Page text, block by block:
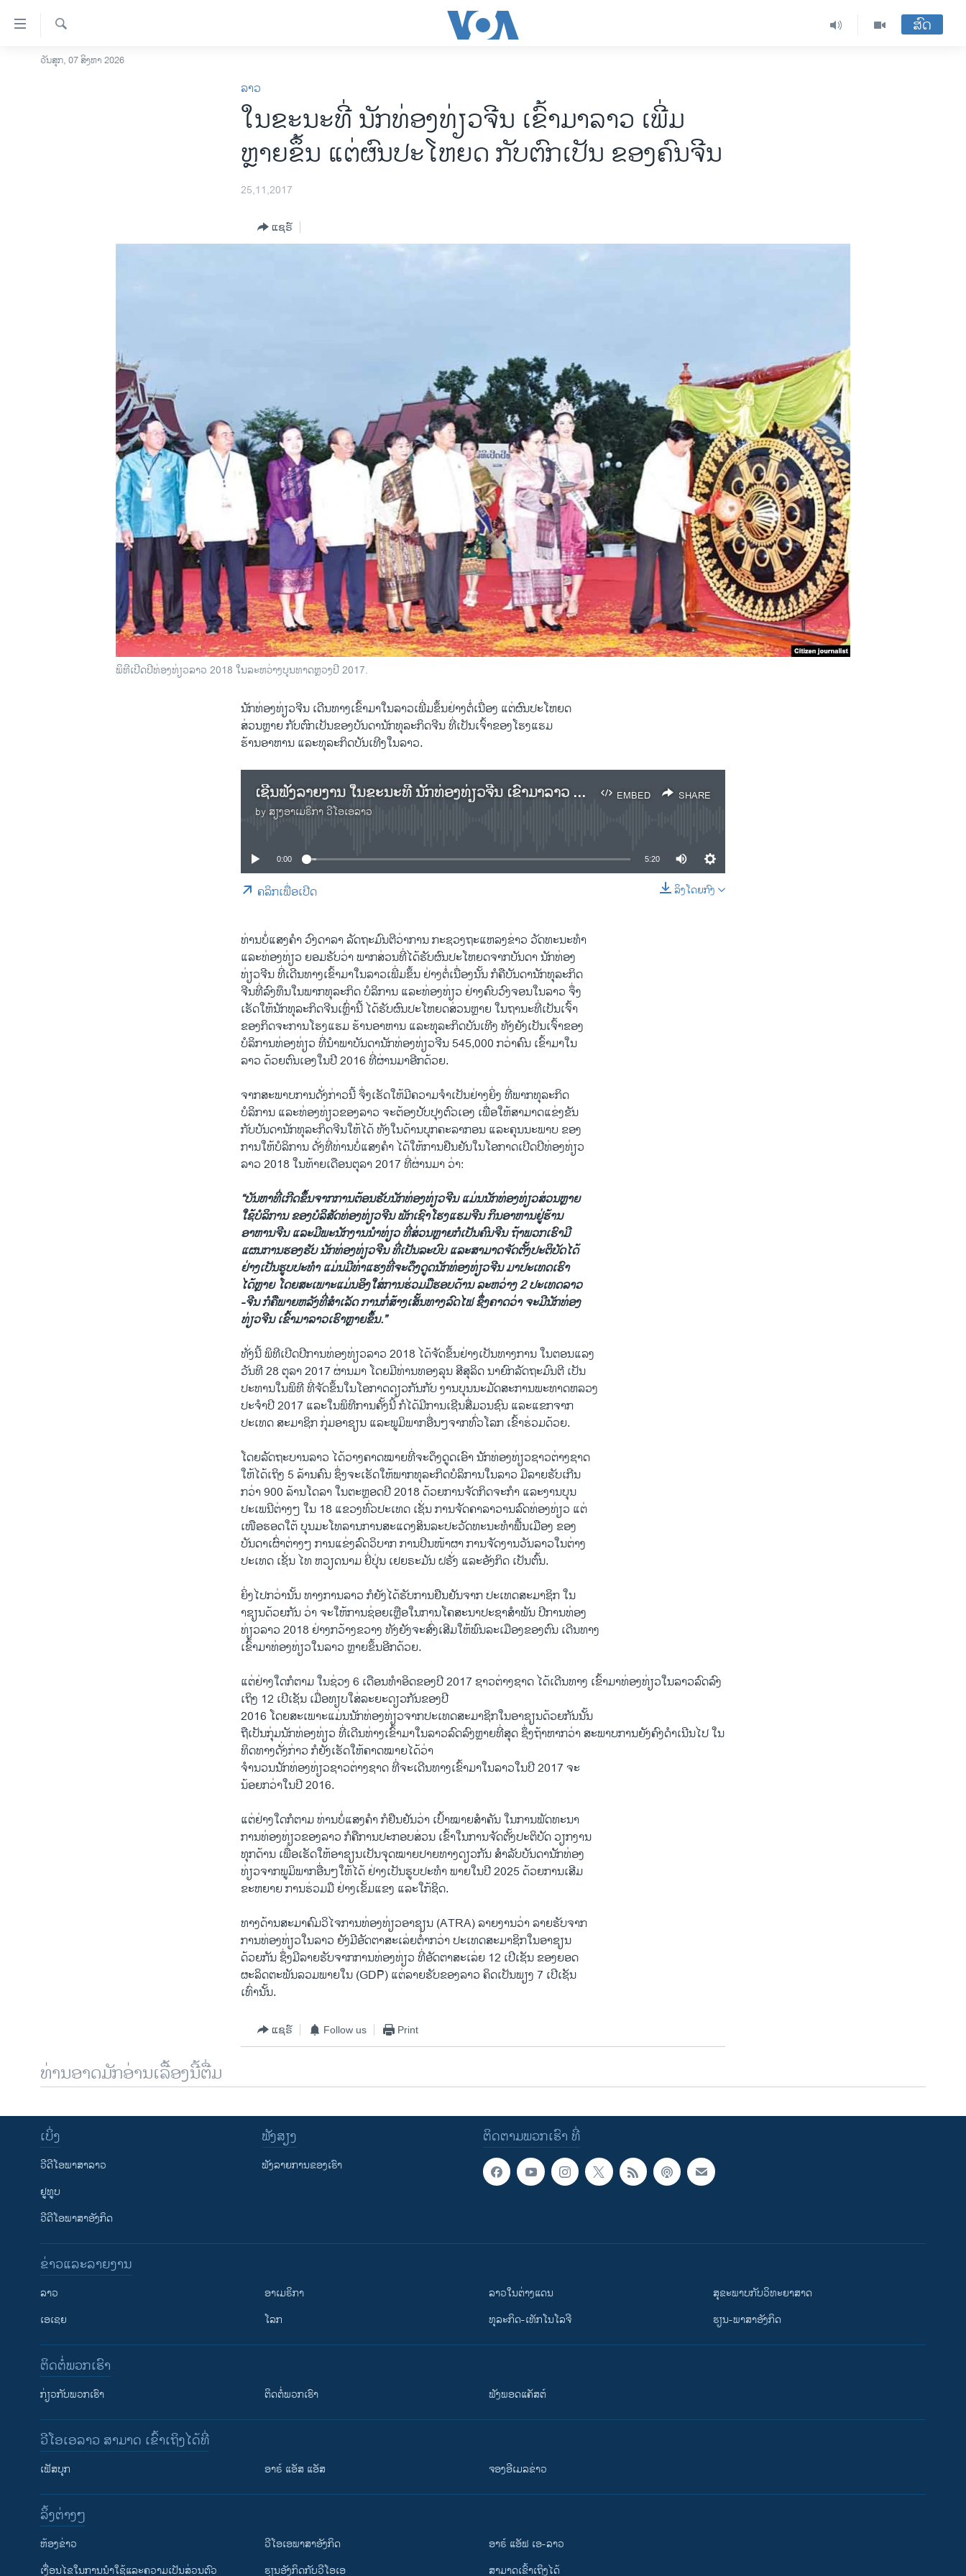
ລິ້ງ
ສຳຫລັບ
ໂຮມເພຈ
ຕິດຕາມພວກເຮົາ ທີ່
ຄົ້ນຫາ
ສົດ
ວັນສຸກ, 07 ສິງຫາ 2026
ລາວ
ໃນຂະນະທີ່ ນັກທ່ອງທ່ຽວຈີນ ເຂົ້າມາລາວ ເພີ່ມ
ຫຼາຍຂຶ້ນ ແຕ່ຜົນປະໂຫຍດ ກັບຕົກເປັນ ຂອງຄົນຈີນ
25,11,2017
ແຊຣ໌
ພິທີເປີດປີທ່ອງທ່ຽວລາວ 2018 ໃນລະຫວ່າງບຸນທາດຫຼວງປີ 2017.
ນັກທ່ອງທ່ຽວຈີນ ເດີນທາງເຂົ້າມາໃນລາວເພີ່ມຂຶ້ນຢ່າງຕໍ່ເນື່ອງ ແຕ່ຜົນປະໂຫຍດ
ສ່ວນຫຼາຍ ກັບຕົກເປັນຂອງບັນດານັກທຸລະກິດຈີນ ທີ່ເປັນເຈົ້າຂອງໂຮງແຮມ
ຮ້ານອາຫານ ແລະທຸລະກິດບັນເທີງໃນລາວ.
EMBED SHARE
ເຊີນຟັງລາຍງານ ໃນຂະນະທີ່ ນັກທ່ອງທ່ຽວຈີນ ເຂົ້າມາລາວ ເພີ່ມຫຼາຍຂຶ້ນ ແຕ່ຜົນປະໂຫຍດ ກັບຕົກເປັນ ຂອງຄົນຈີນ
by ສຽງອາເມຣິກາ ວີໂອເອລາວ
SHARE
0:00 5:20
ລິງໂດຍກົງ
ຄລິກເພື່ອເປີດ
ທ່ານບໍ່ແສງຄຳ ວົງດາລາ ລັດຖະມົນຕີວ່າການ ກະຊວງຖະແຫລງຂ່າວ ວັດທະນະທຳ
ແລະທ່ອງທ່ຽວ ຍອມຮັບວ່າ ພາກສ່ວນທີ່ໄດ້ຮັບຜົນປະໂຫຍດຈາກບັນດາ ນັກທ່ອງ
ທ່ຽວຈີນ ທີ່ເດີນທາງເຂົ້າມາໃນລາວເພີ່ມຂຶ້ນ ຢ່າງຕໍ່ເນື່ອງນັ້ນ ກໍຄືບັນດານັກທຸລະກິດ
ຈີນທີ່ລົງທຶນໃນພາກທຸລະກິດ ບໍລິການ ແລະທ່ອງທ່ຽວ ຢ່າງຄົບວົງຈອນໃນລາວ ຈຶ່ງ
ເຮັດໃຫ້ນັກທຸລະກິດຈີນເຫຼົ່ານີ້ ໄດ້ຮັບຜົນປະໂຫຍດສ່ວນຫຼາຍ ໃນຖານະທີ່ເປັນເຈົ້າ
ຂອງກິດຈະການໂຮງແຮມ ຮ້ານອາຫານ ແລະທຸລະກິດບັນເທີງ ທັງຍັງເປັນເຈົ້າຂອງ
ບໍລິການທ່ອງທ່ຽວ ທີ່ນຳພາບັນດານັກທ່ອງທ່ຽວຈີນ 545,000 ກວ່າຄົນ ເຂົ້າມາໃນ
ລາວ ດ້ວຍຕົນເອງໃນປີ 2016 ທີ່ຜ່ານມາອີກດ້ວຍ.
ຈາກສະພາບການດັ່ງກ່າວນີ້ ຈຶ່ງເຮັດໃຫ້ມີຄວາມຈຳເປັນຢ່າງຍິ່ງ ທີ່ພາກທຸລະກິດ
ບໍລິການ ແລະທ່ອງທ່ຽວຂອງລາວ ຈະຕ້ອງປັບປຸງຕົວເອງ ເພື່ອໃຫ້ສາມາດແຂ່ງຂັນ
ກັບບັນດານັກທຸລະກິດຈີນໃຫ້ໄດ້ ທັງໃນດ້ານບຸກຄະລາກອນ ແລະຄຸນນະພາບ ຂອງ
ການໃຫ້ບໍລິການ ດັ່ງທີ່ທ່ານບໍ່ແສງຄຳ ໄດ້ໃຫ້ການຢືນຢັນໃນໂອກາດເປີດປີທ່ອງທ່ຽວ
ລາວ 2018 ໃນທ້າຍເດືອນຕຸລາ 2017 ທີ່ຜ່ານມາ ວ່າ:
“ບັນຫາທີ່ເກີດຂຶ້ນຈາກການຕ້ອນຮັບນັກທ່ອງທ່ຽວຈີນ ແມ່ນນັກທ່ອງທ່ຽວສ່ວນຫຼາຍ
ໃຊ້ບໍລິການ ຂອງບໍລິສັດທ່ອງທ່ຽວຈີນ ພັກເຊົາໂຮງແຮມຈີນ ກິນອາຫານຢູ່ຮ້ານ
ອາຫານຈີນ ແລະມີພະນັກງານນຳທ່ຽວ ທີ່ສ່ວນຫຼາຍກໍເປັນຄົນຈີນ ຖ້າພວກເຮົາມີ
ແຜນການຮອງຮັບ ນັກທ່ອງທ່ຽວຈີນ ທີ່ເປັນລະບົບ ແລະສາມາດຈັດຕັ້ງປະຕິບັດໄດ້
ຢ່າງເປັນຮູບປະທຳ ແມ່ນມີທ່າແຮງທີ່ຈະດຶງດູດນັກທ່ອງທ່ຽວຈີນ ມາປະເທດເຮົາ
ໄດ້ຫຼາຍ ໂດຍສະເພາະແມ່ນອິງໃສ່ການຮ່ວມມືຮອບດ້ານ ລະຫວ່າງ 2 ປະເທດລາວ
-ຈີນ ກໍຄືພາຍຫລັງທີ່ສຳເລັດ ການກໍ່ສ້າງເສັ້ນທາງລົດໄຟ ຊຶ່ງຄາດວ່າ ຈະມີນັກທ່ອງ
ທ່ຽວຈີນ ເຂົ້າມາລາວເຮົາຫຼາຍຂຶ້ນ.”
ທັ່ງນີ້ ພິທີເປີດປີການທ່ອງທ່ຽວລາວ 2018 ໄດ້ຈັດຂຶ້ນຢ່າງເປັນທາງການ ໃນຕອນແລງ
ວັນທີ 28 ຕຸລາ 2017 ຜ່ານມາ ໂດຍມີທ່ານທອງລຸນ ສີສຸລິດ ນາຍົກລັດຖະມົນຕີ ເປັນ
ປະທານໃນພິທີ ທີ່ຈັດຂຶ້ນໃນໂອກາດດຽວກັນກັບ ງານບຸນນະມັດສະການພະທາດຫລວງ
ປະຈຳປີ 2017 ແລະໃນພິທີການຄັ້ງນີ້ ກໍໄດ້ມີການເຊີນສື່ມວນຊົນ ແລະແຂກຈາກ
ປະເທດ ສະມາຊິກ ກຸ່ມອາຊຽນ ແລະພູມິພາກອື່ນໆຈາກທົ່ວໂລກ ເຂົ້າຮ່ວມດ້ວຍ.
ໂດຍລັດຖະບານລາວ ໄດ້ວາງຄາດໝາຍທີ່ຈະດຶງດູດເອົາ ນັກທ່ອງທ່ຽວຊາວຕ່າງຊາດ
ໃຫ້ໄດ້ເຖິງ 5 ລ້ານຄົນ ຊຶ່ງຈະເຮັດໃຫ້ພາກທຸລະກິດບໍລິການໃນລາວ ມີລາຍຮັບເກີນ
ກວ່າ 900 ລ້ານໂດລາ ໃນຕະຫຼອດປີ 2018 ດ້ວຍການຈັດກິດຈະກຳ ແລະງານບຸນ
ປະເພນີຕ່າງໆ ໃນ 18 ແຂວງທົ່ວປະເທດ ເຊັ່ນ ການຈັດຄາລາວານລົດທ່ອງທ່ຽວ ແຕ່
ເໜືອຮອດໃຕ້ ບຸນມະໂທລານການສະແດງສິນລະປະວັດທະນະທຳພື້ນເມືອງ ຂອງ
ບັນດາເຜົ່າຕ່າງໆ ການແຂ່ງລົດວິບາກ ການປີນໜ້າຜາ ການຈັດງານວັນລາວໃນຕ່າງ
ປະເທດ ເຊັ່ນ ໄທ ຫວຽດນາມ ຍີ່ປຸ່ນ ເຢຍຣະມັນ ຝຣັ່ງ ແລະອັງກິດ ເປັນຕົ້ນ.
ຍິ່ງໄປກວ່ານັ້ນ ທາງການລາວ ກໍຍັງໄດ້ຮັບການຢືນຢັນຈາກ ປະເທດສະມາຊິກ ໃນ
າຊຽນດ້ວຍກັນ ວ່າ ຈະໃຫ້ການຊ່ອຍເຫຼືອໃນການໂຄສະນາປະຊາສຳພັນ ປີການທ່ອງ
ທ່ຽວລາວ 2018 ຢ່າງກວ້າງຂວາງ ທັງຍັງຈະສົ່ງເສີມໃຫ້ພົນລະເມືອງຂອງຕົນ ເດີນທາງ
ເຂົ້າມາທ່ອງທ່ຽວໃນລາວ ຫຼາຍຂຶ້ນອີກດ້ວຍ.
ແຕ່ຢ່າງໃດກໍຕາມ ໃນຊ່ວງ 6 ເດືອນທຳອິດຂອງປີ 2017 ຊາວຕ່າງຊາດ ໄດ້ເດີນທາງ ເຂົ້າມາທ່ອງທ່ຽວໃນລາວລົດລົງ
ເຖິງ 12 ເປີເຊັນ ເມື່ອທຽບໃສ່ລະຍະດຽວກັນຂອງປີ
2016 ໂດຍສະເພາະແມ່ນນັກທ່ອງທ່ຽວຈາກປະເທດສະມາຊິກໃນອາຊຽນດ້ວຍກັນນັ້ນ
ຖືເປັນກຸ່ມນັກທ່ອງທ່ຽວ ທີ່ເດີນທ່າງເຂົ້າມາໃນລາວລົດລົງຫຼາຍທີ່ສຸດ ຊຶ່ງຖ້າຫາກວ່າ ສະພາບການຍັງຄົງດຳເນີນໄປ ໃນ
ທິດທາງດັ່ງກ່າວ ກໍຍັງເຮັດໃຫ້ຄາດໝາຍໄດ້ວ່າ
ຈຳນວນນັກທ່ອງທ່ຽວຊາວຕ່າງຊາດ ທີ່ຈະເດີນທາງເຂົ້າມາໃນລາວໃນປີ 2017 ຈະ
ນ້ອຍກວ່າໃນປີ 2016.
ແຕ່ຢ່າງໃດກໍຕາມ ທ່ານບໍ່ແສງຄຳ ກໍຢືນຢັນວ່າ ເປົ້າໝາຍສຳຄັນ ໃນການພັດທະນາ
ການທ່ອງທ່ຽວຂອງລາວ ກໍຄືການປະກອບສ່ວນ ເຂົ້າໃນການຈັດຕັ້ງປະຕິບັດ ວຽກງານ
ທຸກດ້ານ ເພື່ອເຮັດໃຫ້ອາຊຽນເປັນຈຸດໝາຍປາຍທາງດຽວກັນ ສຳລັບບັນດານັກທ່ອງ
ທ່ຽວຈາກພູມິພາກອື່ນໆໃຫ້ໄດ້ ຢ່າງເປັນຮູບປະທຳ ພາຍໃນປີ 2025 ດ້ວຍການເສີມ
ຂະຫຍາຍ ການຮ່ວມມື ຢ່າງເຂັ້ມແຂງ ແລະໃກ້ຊິດ.
ທາງດ້ານສະມາຄົມວິໄຈການທ່ອງທ່ຽວອາຊຽນ (ATRA) ລາຍງານວ່າ ລາຍຮັບຈາກ
ການທ່ອງທ່ຽວໃນລາວ ຍັງມີອັດຕາສະເລ່ຍຕ່ຳກວ່າ ປະເທດສະມາຊິກໃນອາຊຽນ
ດ້ວຍກັນ ຊຶ່ງມີລາຍຮັບຈາກການທ່ອງທ່ຽວ ທີ່ອັດຕາສະເລ່ຍ 12 ເປີເຊັນ ຂອງຍອດ
ຜະລິດຕະພັນລວມພາຍໃນ (GDP) ແຕ່ລາຍຮັບຂອງລາວ ຄິດເປັນພຽງ 7 ເປີເຊັນ
ເທົ່ານັ້ນ.
ແຊຣ໌ Follow us Print
ທ່ານອາດມັກອ່ານເລື້ອງນີ້ຕື່ມ
ຕິດຕາມພວກເຮົາ ທີ່
ເບິ່ງ
ວີດີໂອພາສາລາວ
ຢູທູບ
ວີດີໂອພາສາອັງກິດ
ຟັງສຽງ
ຟັງລາຍການຂອງເຮົາ
ຂ່າວແລະລາຍງານ
ລາວ
ເອເຊຍ
ອາເມຣິກາ
ໂລກ
ລາວໃນຕ່າງແດນ
ທຸລະກິດ-ເທັກໂນໂລຈີ
ສຸຂະພາບກັບວິທະຍາສາດ
ຮຽນ-ພາສາອັງກິດ
ຕິດຕໍ່ພວກເຮົາ
ກ່ຽວກັບພວກເຮົາ ຕິດຕໍ່ພວກເຮົາ ຟັງພອດແຄັສຕ໌
ວີໂອເອລາວ ສາມາດ ເຂົ້າເຖິງໄດ້ທີ່
ເຟັສບຸກ ອາຣ໌ ແອັສ ແອັສ ຈອງອີເມລຂ່າວ
​ລິ້ງ​ຕ່າງໆ
​ຫ້ອງ​ຂ່າວ
​ເງື່ອນ​ໄຂ​ໃນ​ການ​ນຳ​ໃຊ້​ແລະຄວາມ​ເປັນ​ສ່​ວນ​ຕົວ
ວີ​ໂອ​ເອ​ພາ​ສາ​ອັງ​ກິດ
​ຮຽນ​ອັງ​ກິດ​ກັບ​ວີ​ໂອ​ເອ
ອາຣ໌ ແອັຟ ເອ-ລາວ
ສາມາດເຂົ້າເຖິງໄດ້